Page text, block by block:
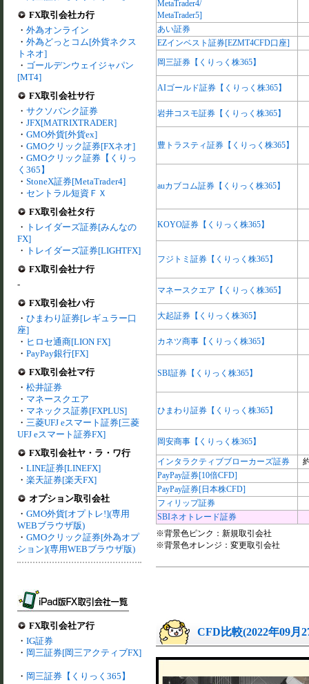
FX取引会社カ行
・ 外為オンライン
・ 外為どっとコム[外貨ネクス
トネオ]
・ ゴールデンウェイジャパン
[MT4]
FX取引会社サ行
・ サクソバンク証券
・ JFX[MATRIXTRADER]
・ GMO外貨[外貨ex]
・ GMOクリック証券[FXネオ]
・ GMOクリック証券【くりっ
く365】
・ StoneX証券[MetaTrader4]
・ セントラル短資ＦＸ
FX取引会社タ行
・ トレイダーズ証券[みんなの
FX]
・ トレイダーズ証券[LIGHTFX]
FX取引会社ナ行
-
FX取引会社ハ行
・ ひまわり証券[レギュラー口
座]
・ ヒロセ通商[LION FX]
・ PayPay銀行[FX]
FX取引会社マ行
・ 松井証券
・ マネースクエア
・ マネックス証券[FXPLUS]
・ 三菱UFJ eスマート証券[三菱
UFJ eスマート証券FX]
FX取引会社ヤ・ラ・ワ行
・ LINE証券[LINEFX]
・ 楽天証券[楽天FX]
オプション取引会社
・ GMO外貨[オプトレ!](専用
WEBブラウザ版)
・ GMOクリック証券[外為オプ
ション](専用WEBブラウザ版)
FX取引会社ア行
・ IG証券
・ 岡三証券[岡三アクティブFX]
・ 岡三証券【くりっく365】
MetaTrader4/
MetaTrader5]
あい証券
EZインベスト証券[EZMT4CFD口座]
岡三証券【くりっく株365】
AIゴールド証券【くりっく株365】
岩井コスモ証券【くりっく株365】
豊トラスティ証券【くりっく株365】
auカブコム証券【くりっく株365】
KOYO証券【くりっく株365】
フジトミ証券【くりっく株365】
マネースクエア【くりっく株365】
大起証券【くりっく株365】
カネツ商事【くりっく株365】
SBI証券【くりっく株365】
ひまわり証券【くりっく株365】
岡安商事【くりっく株365】
インタラクティブブローカーズ証券
PayPay証券[10倍CFD]
PayPay証券[日本株CFD]
フィリップ証券
SBIネオトレード証券
※背景色ピンク：新規取引会社
※背景色オレンジ：変更取引会社
CFD比較(2022年09月